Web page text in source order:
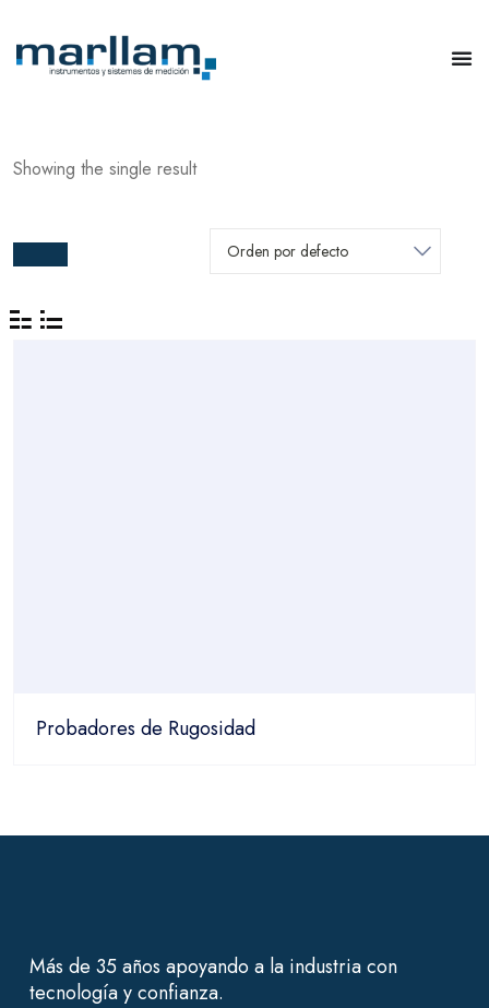
Showing the single result
Probadores de Rugosidad
Más de 35 años apoyando a la industria con
tecnología y confianza.